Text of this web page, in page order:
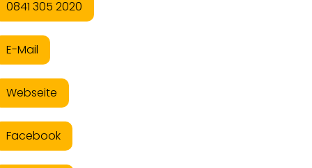
0841 305 2020
E-Mail
Webseite
Facebook